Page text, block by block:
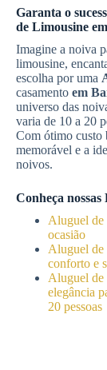
Garanta o
de Limousine
Imagine a noiva
limousine,
escolha por uma
casamento em
universo das
varia de 10 a 20
Com ótimo custo
memorável e a
noivos.
Conheça
Aluguel de
ocasião
Aluguel de
conforto e
Aluguel de
elegância
20 pessoas